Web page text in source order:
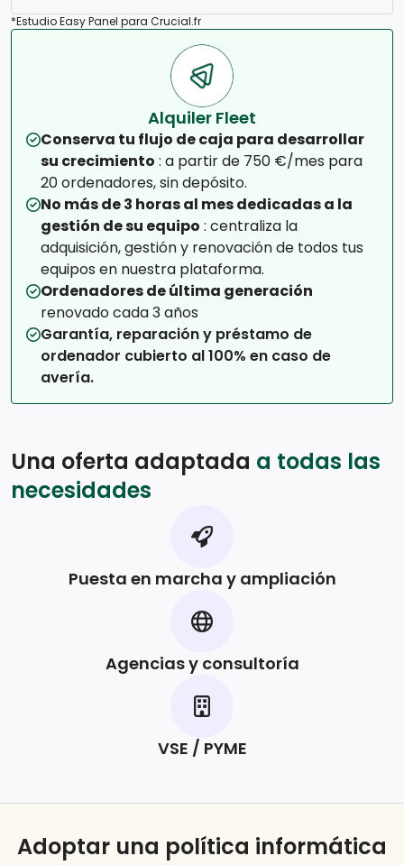
*Estudio Easy Panel para Crucial.fr
Alquiler Fleet
Conserva tu flujo de caja para desarrollar
su crecimiento : a partir de 750 €/mes para
20 ordenadores, sin depósito.
No más de 3 horas al mes dedicadas a la
gestión de su equipo : centraliza la
adquisición, gestión y renovación de todos tus
equipos en nuestra plataforma.
Ordenadores de última generación
renovado cada 3 años
Garantía, reparación y préstamo de
ordenador cubierto al 100% en caso de
avería.
Una oferta adaptada a todas las
necesidades
Puesta en marcha y ampliación
Agencias y consultoría
VSE / PYME
Adoptar una política informática